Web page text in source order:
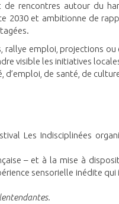
de rencontres autour du
2030 et ambitionne de
rallye emploi, projections ou
visible les initiatives
d’emploi, de santé, de
Les Indisciplinées
– et à la mise à
sensorielle inédite qui